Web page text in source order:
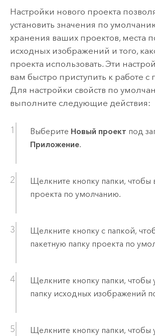
Настройки нового проекта
установить значения по
хранения ваших проектов, места
исходных изображений и того,
проекта использовать. Эти
вам быстро приступить к работе с
Для настройки свойств по
выполните следующие действия:
Выберите Новый проект под
Приложение.
Щелкните кнопку папки, чтобы
проекта по умолчанию.
Щелкните кнопку с папкой,
пакетную папку проекта по
Щелкните кнопку папки, чтобы
папку исходных изображений
Щелкните кнопку папки, чтобы